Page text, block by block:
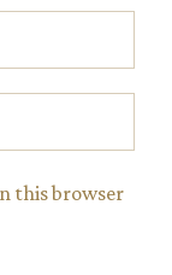
this browser